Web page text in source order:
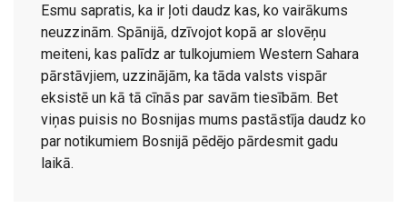
Esmu sapratis, ka ir ļoti daudz kas, ko vairākums
neuzzinām. Spānijā, dzīvojot kopā ar slovēņu
meiteni, kas palīdz ar tulkojumiem Western Sahara
pārstāvjiem, uzzinājām, ka tāda valsts vispār
eksistē un kā tā cīnās par savām tiesībām. Bet
viņas puisis no Bosnijas mums pastāstīja daudz ko
par notikumiem Bosnijā pēdējo pārdesmit gadu
laikā.